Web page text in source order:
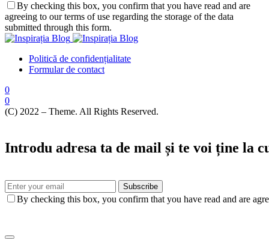
By checking this box, you confirm that you have read and are
agreeing to our terms of use regarding the storage of the data
submitted through this form.
Politică de confidențialitate
Formular de contact
0
0
(C) 2022 – Theme. All Rights Reserved.
Introdu adresa ta de mail și te voi ține la
Subscribe
By checking this box, you confirm that you have read and are